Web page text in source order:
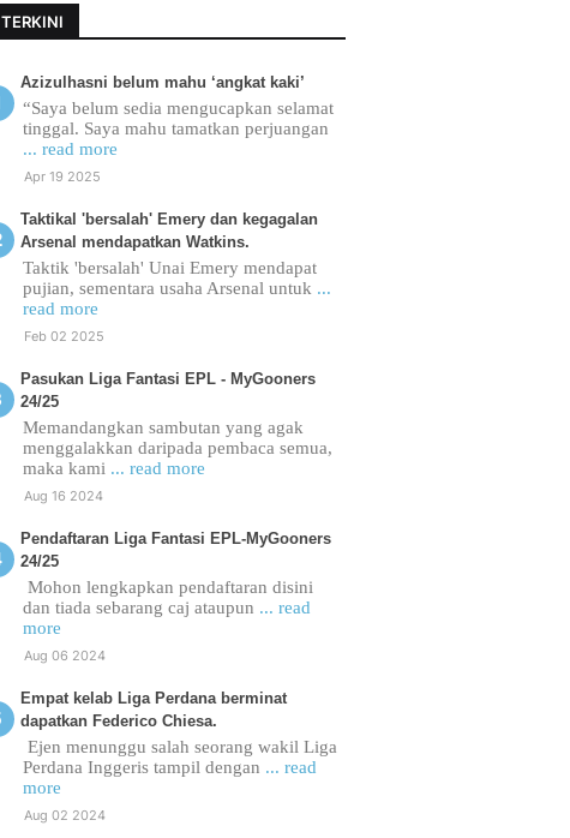
TERKINI
Azizulhasni belum mahu ‘angkat kaki’
“Saya belum sedia mengucapkan selamat
tinggal. Saya mahu tamatkan perjuangan
... read more
Apr 19 2025
Taktikal 'bersalah' Emery dan kegagalan
Arsenal mendapatkan Watkins.
Taktik 'bersalah' Unai Emery mendapat
pujian, sementara usaha Arsenal untuk ...
read more
Feb 02 2025
Pasukan Liga Fantasi EPL - MyGooners
24/25
Memandangkan sambutan yang agak
menggalakkan daripada pembaca semua,
maka kami ... read more
Aug 16 2024
Pendaftaran Liga Fantasi EPL-MyGooners
24/25
Mohon lengkapkan pendaftaran disini
dan tiada sebarang caj ataupun ... read
more
Aug 06 2024
Empat kelab Liga Perdana berminat
dapatkan Federico Chiesa.
Ejen menunggu salah seorang wakil Liga
Perdana Inggeris tampil dengan ... read
more
Aug 02 2024